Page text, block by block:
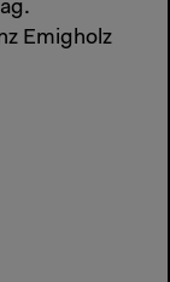
Emigholz